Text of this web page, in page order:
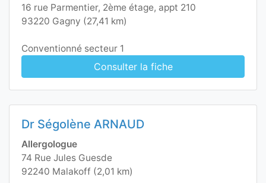
16 rue Parmentier, 2ème étage, appt 210
93220 Gagny (27,41 km)
Conventionné secteur 1
Consulter la fiche
Dr Ségolène ARNAUD
Allergologue
74 Rue Jules Guesde
92240 Malakoff (2,01 km)